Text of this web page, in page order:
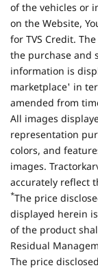
of the vehicles or
on the Website,
for TVS Credit.
the purchase and
information is
marketplace' in
amended from
All images
representation
colors, and
images.
accurately reflect
*The price
displayed herein
of the product
Residual
The price